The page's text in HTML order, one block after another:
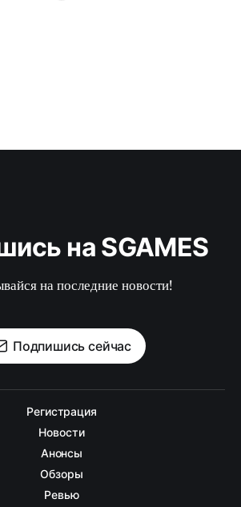
на SGAMES
на последние новости!
Подпишись сейчас
Регистрация
Новости
Анонсы
Обзоры
Ревью